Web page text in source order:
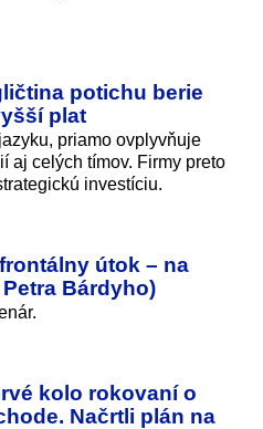
potichu berie
plat
priamo ovplyvňuje
aj celých tímov. Firmy preto
investíciu.
útok – na
Bárdyho)
kolo rokovaní o
Načrtli plán na